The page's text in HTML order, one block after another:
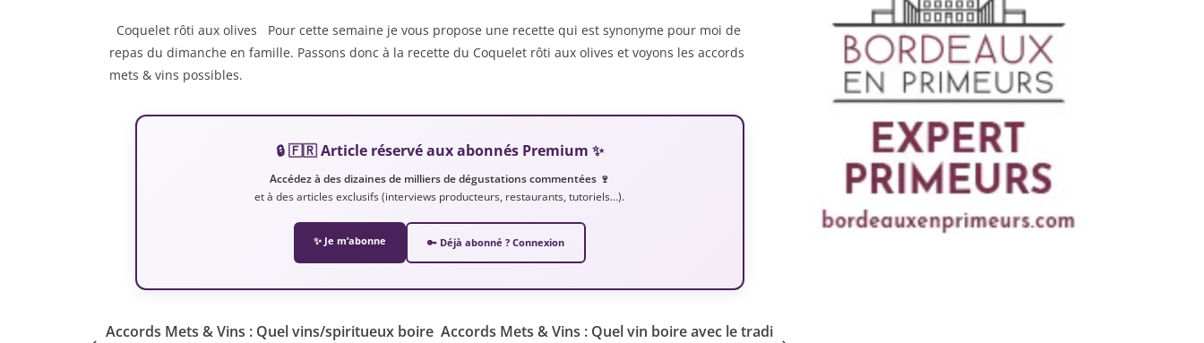
Coquelet rôti aux olives Pour cette semaine je vous propose une recette qui est synonyme pour moi de
repas du dimanche en famille. Passons donc à la recette du Coquelet rôti aux olives et voyons les accords
mets & vins possibles.
🔒 🇫🇷 Article réservé aux abonnés Premium ✨
Accédez à des dizaines de milliers de dégustations commentées 🍷
et à des articles exclusifs (interviews producteurs, restaurants, tutoriels…).
✨ Je m’abonne 🔑 Déjà abonné ? Connexion
Accords Mets & Vins : Quel vins/spiritueux boire Accords Mets & Vins : Quel vin boire avec le tradi